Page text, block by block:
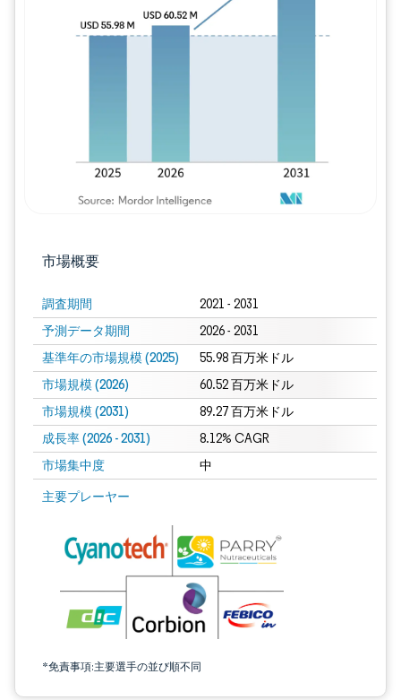
市場概要
調査期間 2021 - 2031
予測データ期間 2026 - 2031
基準年の市場規模 (2025) 55.98 百万米ドル
市場規模 (2026) 60.52 百万米ドル
市場規模 (2031) 89.27 百万米ドル
成長率 (2026 - 2031) 8.12% CAGR
市場集中度 中
主要プレーヤー
*免責事項:主要選手の並び順不同
画像 © Mordor Intelligence。再利用にはCC BY 4.0の表示が必要です。